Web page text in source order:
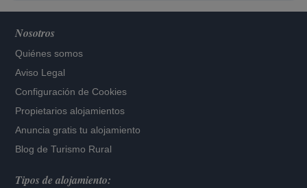
Nosotros
Quiénes somos
Aviso Legal
Configuración de Cookies
Propietarios alojamientos
Anuncia gratis tu alojamiento
Blog de Turismo Rural
Tipos de alojamiento: